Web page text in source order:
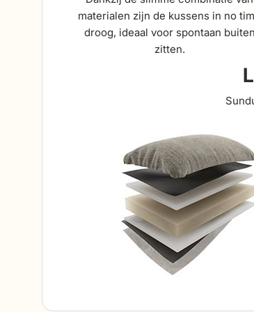
materialen zijn de kussens in no
droog, ideaal voor spontaan buiten
zitten.